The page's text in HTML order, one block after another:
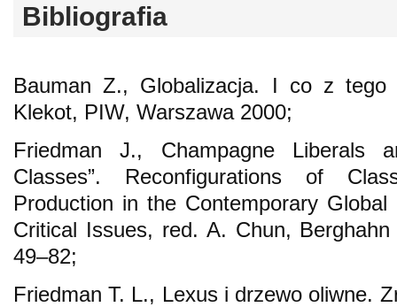
Bibliografia
Bauman Z., Globalizacja. I co z tego
Klekot, PIW, Warszawa 2000;
Friedman J., Champagne Liberals
Classes”. Reconfigurations of
Production in the Contemporary
Critical Issues, red. A. Chun,
49–82;
Friedman T. L., Lexus i drzewo oliwne.